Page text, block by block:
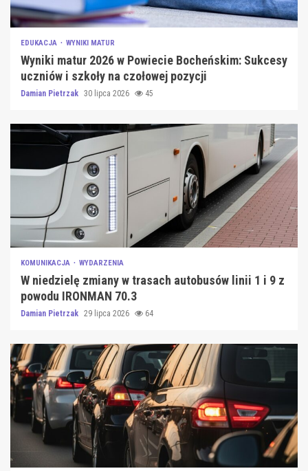
EDUKACJA WYNIKI MATUR
Wyniki matur 2026 w Powiecie Bocheńskim: Sukcesy
uczniów i szkoły na czołowej pozycji
Damian Pietrzak 30 lipca 2026 45
KOMUNIKACJA WYDARZENIA
W niedzielę zmiany w trasach autobusów linii 1 i 9 z
powodu IRONMAN 70.3
Damian Pietrzak 29 lipca 2026 64